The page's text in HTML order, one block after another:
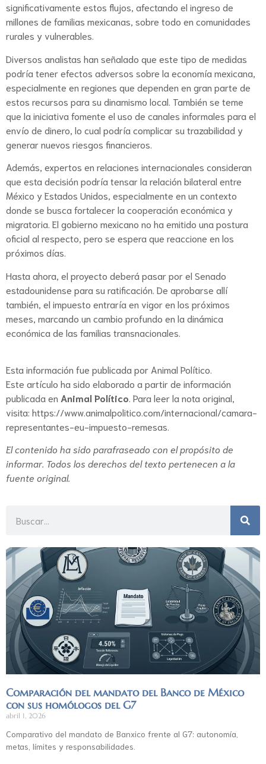
significativamente estos flujos, afectando el ingreso de
millones de familias mexicanas, sobre todo en comunidades
rurales y vulnerables.
Diversos analistas han señalado que este tipo de medidas
podría tener efectos adversos sobre la economía mexicana,
especialmente en regiones que dependen en gran parte de
estos recursos para su dinamismo local. También se teme
que la iniciativa fomente el uso de canales informales para el
envío de dinero, lo cual podría complicar su trazabilidad y
generar nuevos riesgos financieros.
Además, expertos en relaciones internacionales consideran
que esta decisión podría tensar la relación bilateral entre
México y Estados Unidos, especialmente en un contexto
donde se busca fortalecer la cooperación económica y
migratoria. El gobierno mexicano no ha emitido una postura
oficial al respecto, pero se espera que reaccione en los
próximos días.
Hasta ahora, el proyecto deberá pasar por el Senado
estadounidense para su ratificación. De aprobarse allí
también, el impuesto entraría en vigor en los próximos
meses, marcando un cambio profundo en la dinámica
económica de las familias transnacionales.
Esta información fue publicada por Animal Político
Este artículo ha sido elaborado a partir de información
publicada en Animal Político . Para leer la nota original,
visita: https://www.animalpolitico.com/internacional/camara-
representantes-eu-impuesto-remesas
El contenido ha sido parafraseado con el propósito de
informar. Todos los derechos del texto pertenecen a la
fuente original.
Comparación del mandato del Banco de México
con sus homólogos del G7
abril 1, 2026
Comparativo del mandato de Banxico frente al G7: autonomía,
metas, límites y responsabilidades.